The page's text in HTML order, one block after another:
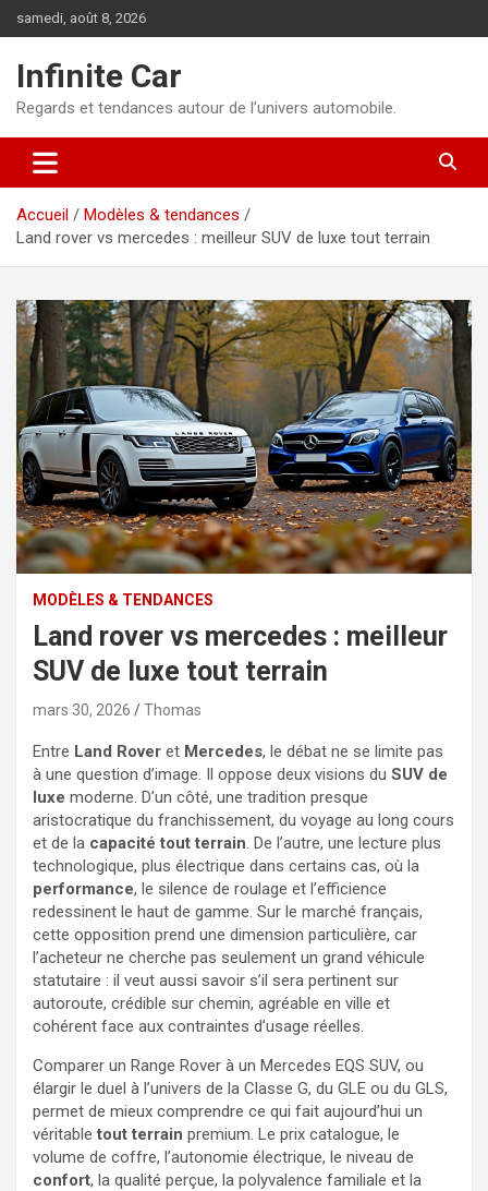
au
samedi, août 8, 2026
Infinite Car
Regards et tendances autour de l’univers automobile.
Accueil
Modèles & tendances
Land rover vs mercedes : meilleur SUV de luxe tout terrain
MODÈLES & TENDANCES
Land rover vs mercedes : meilleur
SUV de luxe tout terrain
mars 30, 2026 Thomas
Entre Land Rover et Mercedes, le débat ne se limite pas
à une question d’image. Il oppose deux visions du SUV de
luxe moderne. D’un côté, une tradition presque
aristocratique du franchissement, du voyage au long cours
et de la capacité tout terrain. De l’autre, une lecture plus
technologique, plus électrique dans certains cas, où la
performance, le silence de roulage et l’efficience
redessinent le haut de gamme. Sur le marché français,
cette opposition prend une dimension particulière, car
l’acheteur ne cherche pas seulement un grand véhicule
statutaire : il veut aussi savoir s’il sera pertinent sur
autoroute, crédible sur chemin, agréable en ville et
cohérent face aux contraintes d’usage réelles.
Comparer un Range Rover à un Mercedes EQS SUV, ou
élargir le duel à l’univers de la Classe G, du GLE ou du GLS,
permet de mieux comprendre ce qui fait aujourd’hui un
véritabletout terrain premium. Le prix catalogue, le
volume de coffre, l’autonomie électrique, le niveau de
confort, la qualité perçue, la polyvalence familiale et la